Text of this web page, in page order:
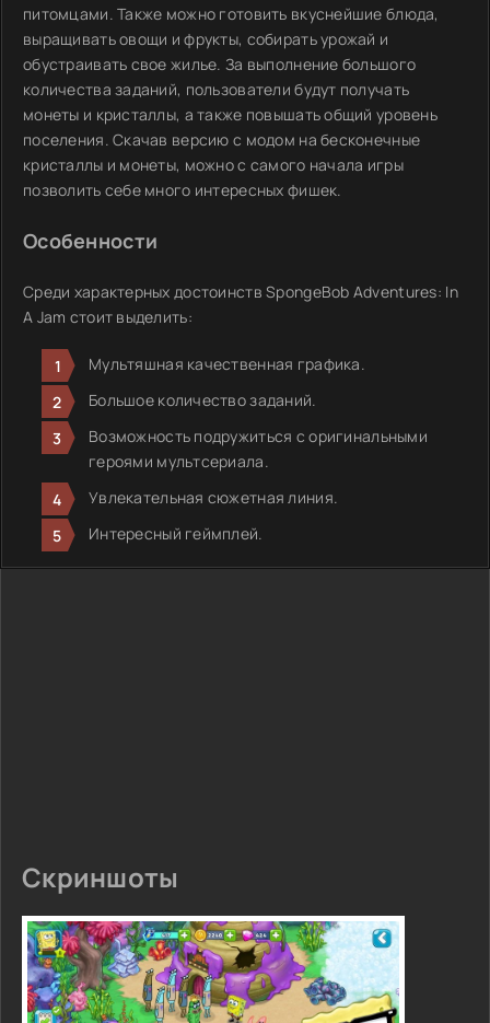
питомцами. Также можно готовить вкуснейшие блюда,
выращивать овощи и фрукты, собирать урожай и
обустраивать свое жилье. За выполнение большого
количества заданий, пользователи будут получать
монеты и кристаллы, а также повышать общий уровень
поселения. Скачав версию с модом на бесконечные
кристаллы и монеты, можно с самого начала игры
позволить себе много интересных фишек.
Особенности
Среди характерных достоинств SpongeBob Adventures: In
A Jam стоит выделить:
Мультяшная качественная графика.
Большое количество заданий.
Возможность подружиться с оригинальными
героями мультсериала.
Увлекательная сюжетная линия.
Интересный геймплей.
Скриншоты